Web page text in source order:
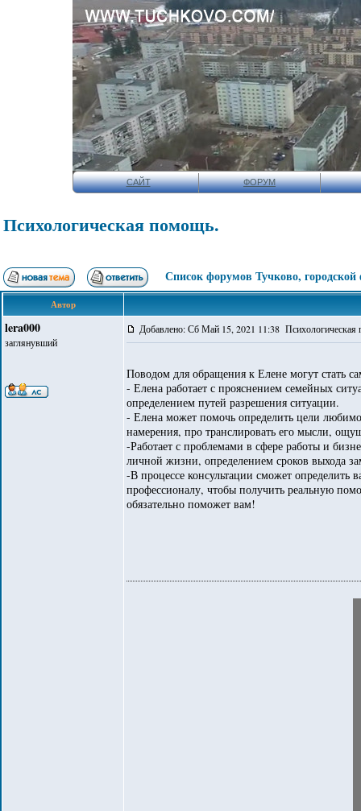
САЙТ ФОРУМ
Психологическая помощь.
Список форумов Тучково,
Автор
lera000
заглянувший
Добавлено: Сб Май 15, 2021 11:38 Психологическая
Поводом для обращения к Елене могут стать
- Елена работает с прояснением семейных
определением путей разрешения ситуации.
- Елена может помочь определить цели
намерения, про транслировать его мысли,
-Работает с проблемами в сфере работы и
личной жизни, определением сроков выхода
-В процессе консультации сможет определить
профессионалу, чтобы получить реальную
обязательно поможет вам!